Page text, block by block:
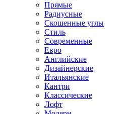
Прямые
Радиусные
Скошенные углы
Стиль
Современные
Евро
Английские
Дизайнерские
Итальянские
Кантри
Классические
Лофт